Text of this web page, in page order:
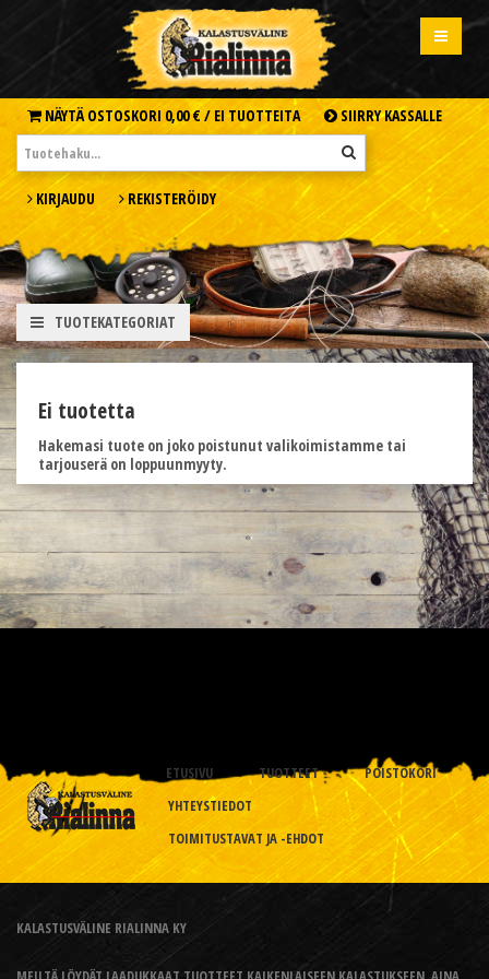
NÄYTÄ OSTOSKORI 0,00 € / EI TUOTTEITA SIIRRY KASSALLE
KIRJAUDU REKISTERÖIDY
TUOTEKATEGORIAT
Ei tuotetta
Hakemasi tuote on joko poistunut valikoimistamme tai
tarjouserä on loppuunmyyty.
ETUSIVU TUOTTEET
POISTOKORI
YHTEYSTIEDOT
TOIMITUSTAVAT JA -EHDOT
KALASTUSVÄLINE RIALINNA KY